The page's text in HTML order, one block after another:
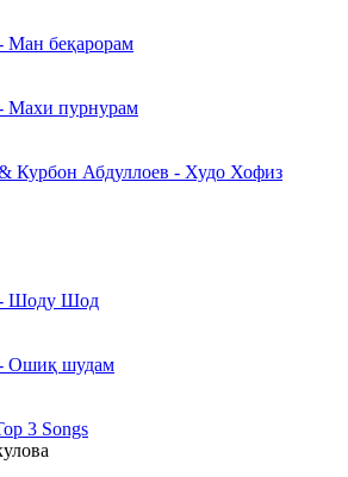
Ман беқарорам
Махи пурнурам
Курбон Абдуллоев - Худо Хофиз
- Шоду Шод
Ошиқ шудам
3 Songs